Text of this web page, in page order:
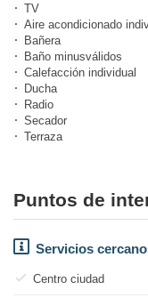
TV
Aire acondicionado
Bañera
Baño minusválidos
Calefacción individual
Ducha
Radio
Secador
Terraza
Puntos de
Servicios
Centro ciudad